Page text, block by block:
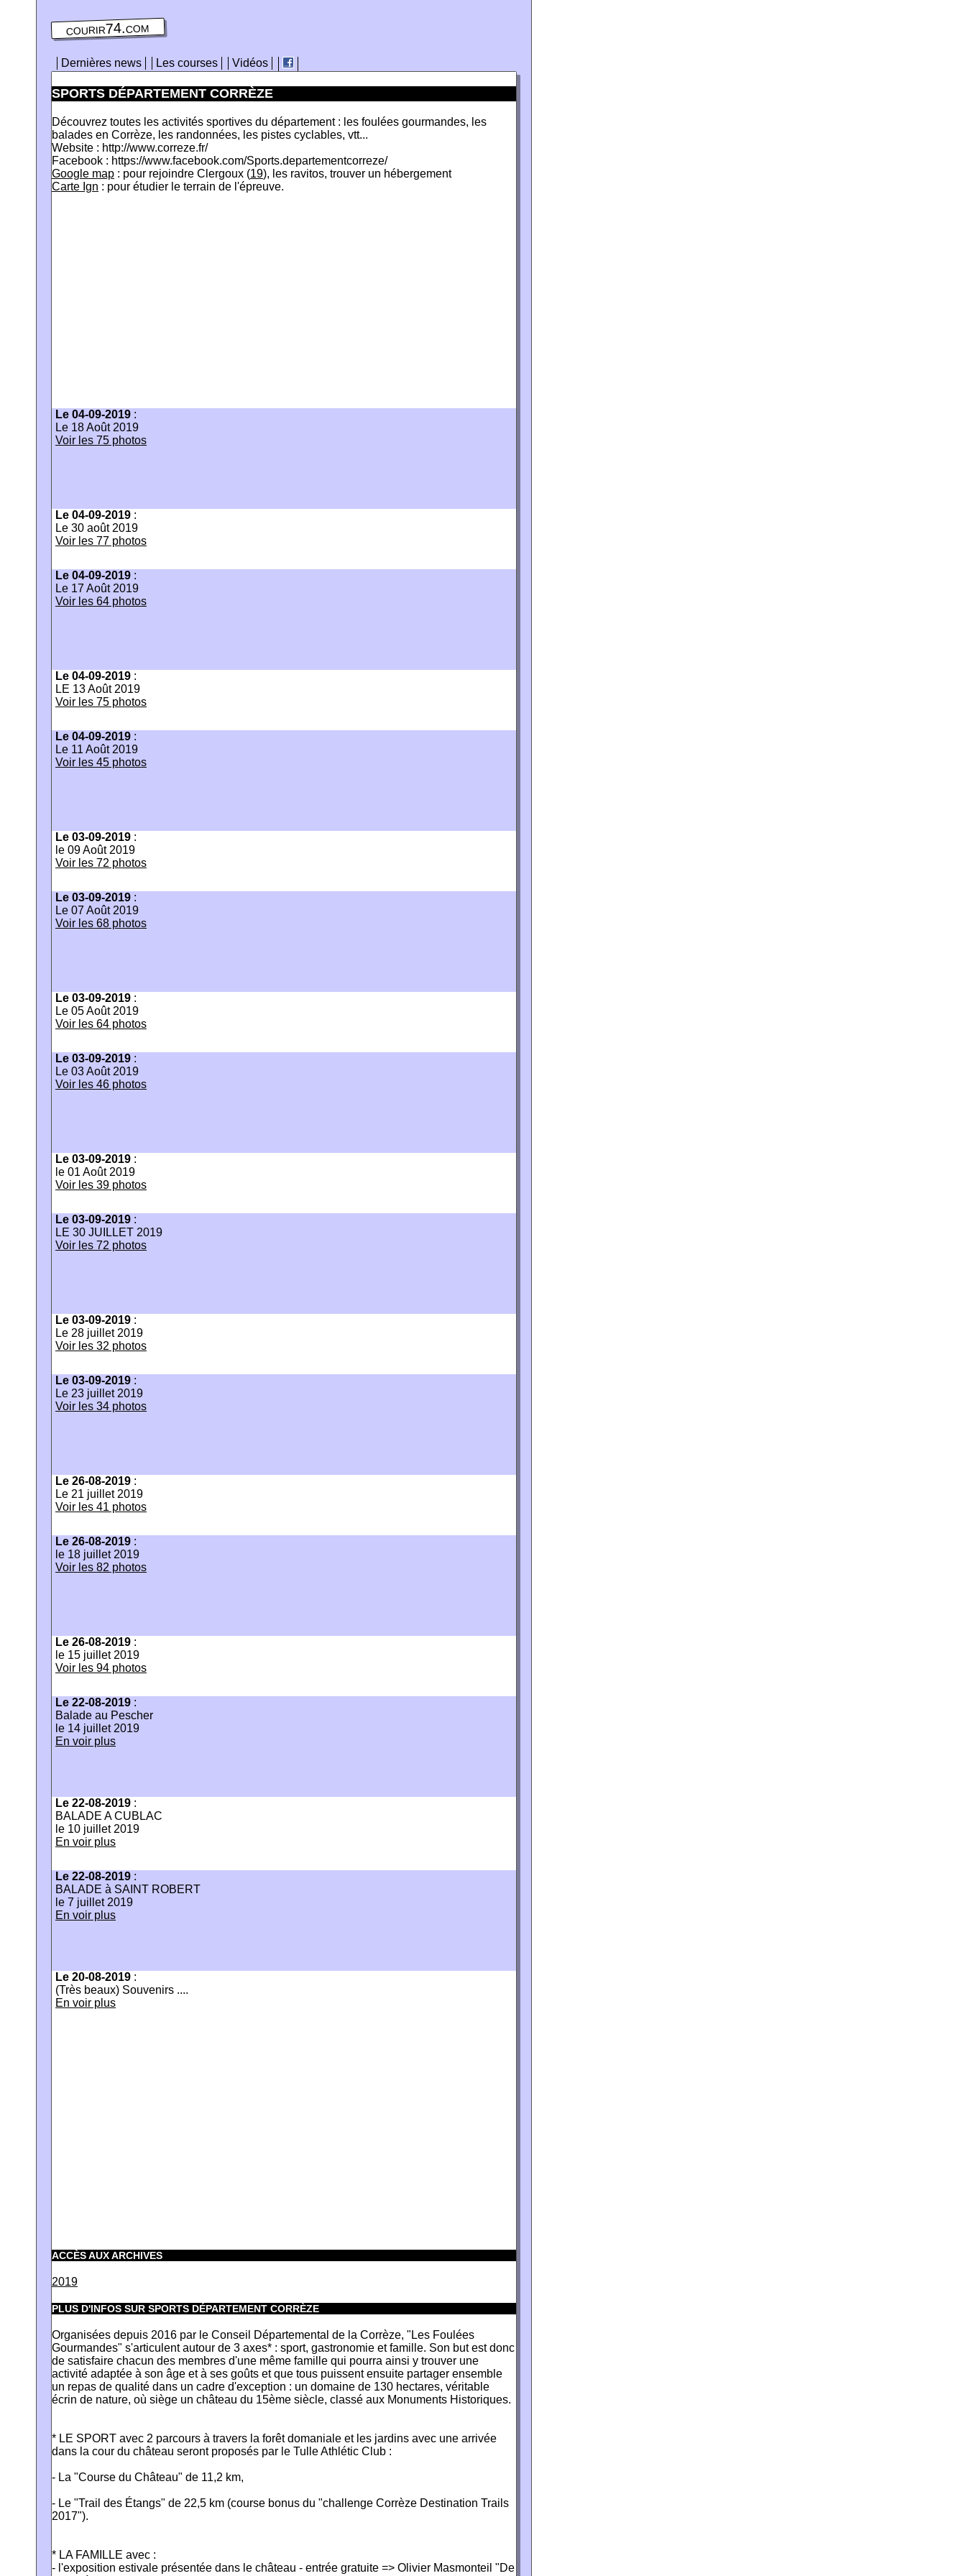
courir74.com
Dernières news Les courses Vidéos
SPORTS DÉPARTEMENT CORRÈZE
Découvrez toutes les activités sportives du département : les foulées gourmandes, les
balades en Corrèze, les randonnées, les pistes cyclables, vtt...
Website : http://www.correze.fr/
Facebook : https://www.facebook.com/Sports.departementcorreze/
Google map : pour rejoindre Clergoux (19), les ravitos, trouver un hébergement
Carte Ign : pour étudier le terrain de l'épreuve.
Le 04-09-2019 :
Le 18 Août 2019
Voir les 75 photos
Le 04-09-2019 :
Le 30 août 2019
Voir les 77 photos
Le 04-09-2019 :
Le 17 Août 2019
Voir les 64 photos
Le 04-09-2019 :
LE 13 Août 2019
Voir les 75 photos
Le 04-09-2019 :
Le 11 Août 2019
Voir les 45 photos
Le 03-09-2019 :
le 09 Août 2019
Voir les 72 photos
Le 03-09-2019 :
Le 07 Août 2019
Voir les 68 photos
Le 03-09-2019 :
Le 05 Août 2019
Voir les 64 photos
Le 03-09-2019 :
Le 03 Août 2019
Voir les 46 photos
Le 03-09-2019 :
le 01 Août 2019
Voir les 39 photos
Le 03-09-2019 :
LE 30 JUILLET 2019
Voir les 72 photos
Le 03-09-2019 :
Le 28 juillet 2019
Voir les 32 photos
Le 03-09-2019 :
Le 23 juillet 2019
Voir les 34 photos
Le 26-08-2019 :
Le 21 juillet 2019
Voir les 41 photos
Le 26-08-2019 :
le 18 juillet 2019
Voir les 82 photos
Le 26-08-2019 :
le 15 juillet 2019
Voir les 94 photos
Le 22-08-2019 :
Balade au Pescher
le 14 juillet 2019
En voir plus
Le 22-08-2019 :
BALADE A CUBLAC
le 10 juillet 2019
En voir plus
Le 22-08-2019 :
BALADE à SAINT ROBERT
le 7 juillet 2019
En voir plus
Le 20-08-2019 :
(Très beaux) Souvenirs ....
En voir plus
ACCÈS AUX ARCHIVES
2019
PLUS D'INFOS SUR SPORTS DÉPARTEMENT CORRÈZE
Organisées depuis 2016 par le Conseil Départemental de la Corrèze, "Les Foulées
Gourmandes" s'articulent autour de 3 axes* : sport, gastronomie et famille. Son but est donc
de satisfaire chacun des membres d'une même famille qui pourra ainsi y trouver une
activité adaptée à son âge et à ses goûts et que tous puissent ensuite partager ensemble
un repas de qualité dans un cadre d'exception : un domaine de 130 hectares, véritable
écrin de nature, où siège un château du 15ème siècle, classé aux Monuments Historiques.
* LE SPORT avec 2 parcours à travers la forêt domaniale et les jardins avec une arrivée
dans la cour du château seront proposés par le Tulle Athlétic Club :
- La "Course du Château" de 11,2 km,
- Le "Trail des Étangs" de 22,5 km (course bonus du "challenge Corrèze Destination Trails
2017").
* LA FAMILLE avec :
- l'exposition estivale présentée dans le château - entrée gratuite => Olivier Masmonteil "De